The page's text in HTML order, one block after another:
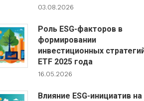
03.08.2026
Роль ESG-факторов в
формировании
инвестиционных
ETF 2025 года
16.05.2026
Влияние ESG-инициатив на